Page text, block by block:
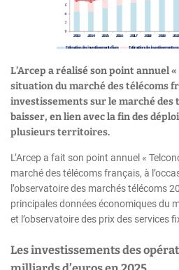
L’Arcep a réalisé son point annuel
situation du marché des télécoms
investissements sur le marché des
baisser, en lien avec la fin des
plusieurs territoires.
L’Arcep a fait son point annuel «
marché des télécoms français, à
l’observatoire des marchés télécoms
principales données économiques du
et l’observatoire des prix des services
Les investissements des